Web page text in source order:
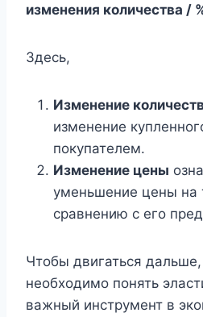
изменения количества /
Здесь,
Изменение
изменение
покупателем.
Изменение цены
уменьшение цены на
сравнению с его
Чтобы двигаться
необходимо понять
важный инструмент в